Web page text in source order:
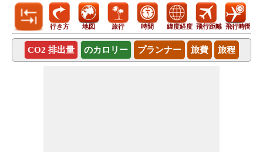
行き方 地図 旅行 時間 緯度経度 飛行距離 飛行時間
CO2 排出量 のカロリー プランナー 旅費 旅程